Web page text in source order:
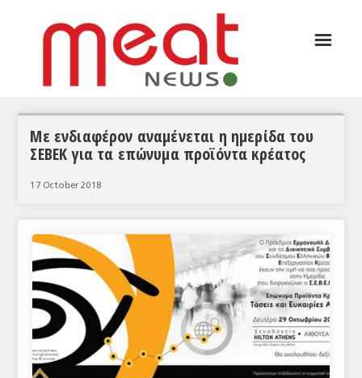
ΣΥΝΕΝΤΕΥΞΕΙΣ
ΘΕΜΑΤΑ
ΚΟΣΜΟΣ
ΕΙΔΗΣΕΙΣ
ΕΥΡΩΠΑΪΚΕΣ ΑΠΟΦΑΣΕΙΣ
ΘΕΜΑΤΑ
☰
Με ενδιαφέρον αναμένεται η ημερίδα του
ΣΕΒΕΚ για τα επώνυμα προϊόντα κρέατος
17 October 2018